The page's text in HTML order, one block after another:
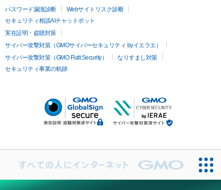
パスワード漏洩診断
Webサイトリスク診断
セキュリティ相談AIチャットボット
実在証明・盗聴対策
サイバー攻撃対策（GMOサイバーセキュリティ byイエラエ）
サイバー攻撃対策（GMO Flatt Security）
なりすまし対策
セキュリティ事業の軌跡